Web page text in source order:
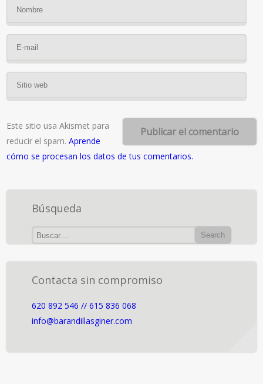
Este sitio usa Akismet para
reducir el spam.Aprende
cómo se procesan los datos de tus comentarios.
Búsqueda
Contacta sin compromiso
620 892 546 // 615 836 068
info@barandillasginer.com